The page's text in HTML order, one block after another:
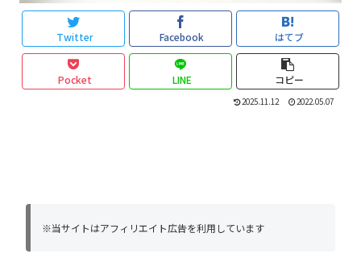
Twitter Facebook はてブ
Pocket LINE コピー
2025.11.12 2022.05.07
※当サイトはアフィリエイト広告を利用しています